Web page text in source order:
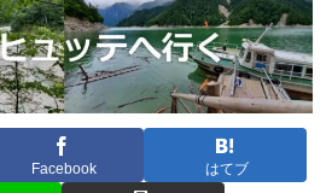
Facebook はてブ